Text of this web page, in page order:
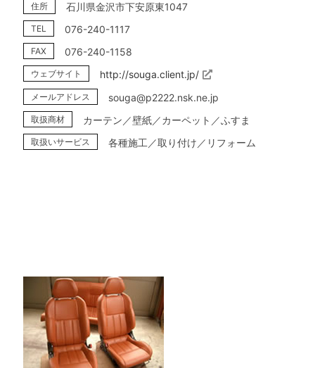
住所 石川県金沢市下安原東1047
TEL 076-240-1117
FAX 076-240-1158
ウェブサイト http://souga.client.jp/
メールアドレス souga@p2222.nsk.ne.jp
取扱商材 カーテン／壁紙／カーペット／ふすま
取扱いサービス 各種施工／取り付け／リフォーム